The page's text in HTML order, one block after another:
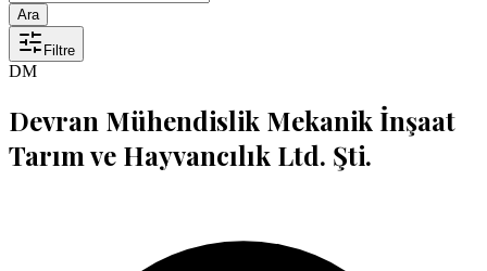
Ara
Filtre
DM
Devran Mühendislik Mekanik İnşaat
Tarım ve Hayvancılık Ltd. Şti.